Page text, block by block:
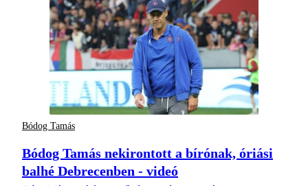
Bódog Tamás
Bódog Tamás nekirontott a bírónak, óriási
balhé Debrecenben - videó